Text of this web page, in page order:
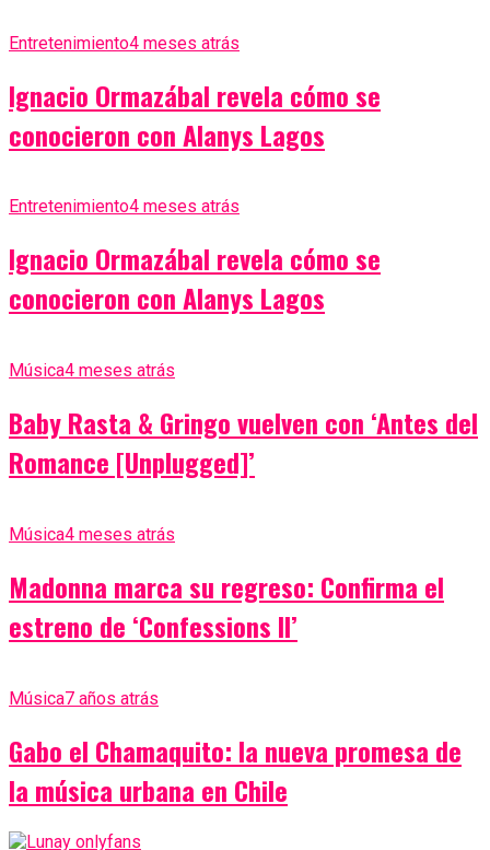
Entretenimiento4 meses atrás
Ignacio Ormazábal revela cómo se
conocieron con Alanys Lagos
Entretenimiento4 meses atrás
Ignacio Ormazábal revela cómo se
conocieron con Alanys Lagos
Música4 meses atrás
Baby Rasta & Gringo vuelven con ‘Antes del
Romance [Unplugged]’
Música4 meses atrás
Madonna marca su regreso: Confirma el
estreno de ‘Confessions II’
Música7 años atrás
Gabo el Chamaquito: la nueva promesa de
la música urbana en Chile